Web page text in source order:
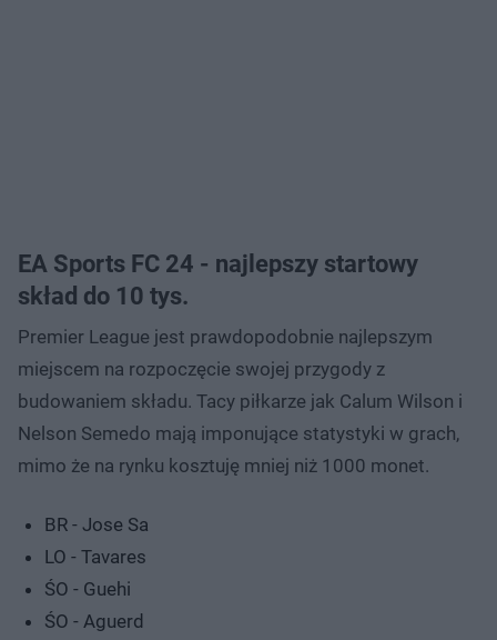
EA Sports FC 24 - najlepszy startowy
skład do 10 tys.
Premier League jest prawdopodobnie najlepszym
miejscem na rozpoczęcie swojej przygody z
budowaniem składu. Tacy piłkarze jak Calum Wilson i
Nelson Semedo mają imponujące statystyki w grach,
mimo że na rynku kosztuję mniej niż 1000 monet.
BR - Jose Sa
LO - Tavares
ŚO - Guehi
ŚO - Aguerd